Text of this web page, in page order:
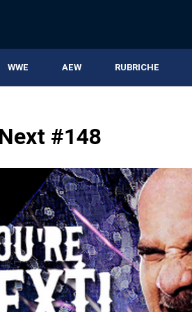
WWE AEW RUBRICHE
#148